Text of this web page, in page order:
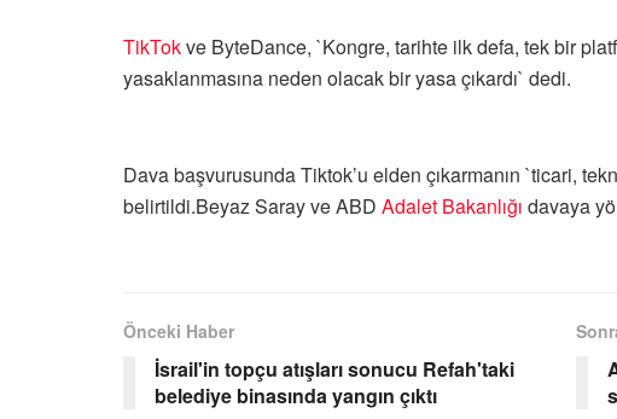
TikTokve ByteDance, `Kongre, tarihte ilk defa, tek bir
yasaklanmasına neden olacak bir yasa çıkardı` dedi.
Dava başvurusunda Tiktok’u elden çıkarmanın `ticari,
belirtildi.Beyaz Saray ve ABD Adalet Bakanlığı davaya
Önceki Haber
İsrail'in topçu atışları sonucu Refah'taki
belediye binasında yangın çıktı